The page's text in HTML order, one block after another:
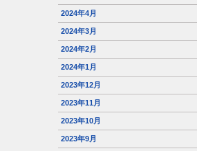
2024年4月
2024年3月
2024年2月
2024年1月
2023年12月
2023年11月
2023年10月
2023年9月